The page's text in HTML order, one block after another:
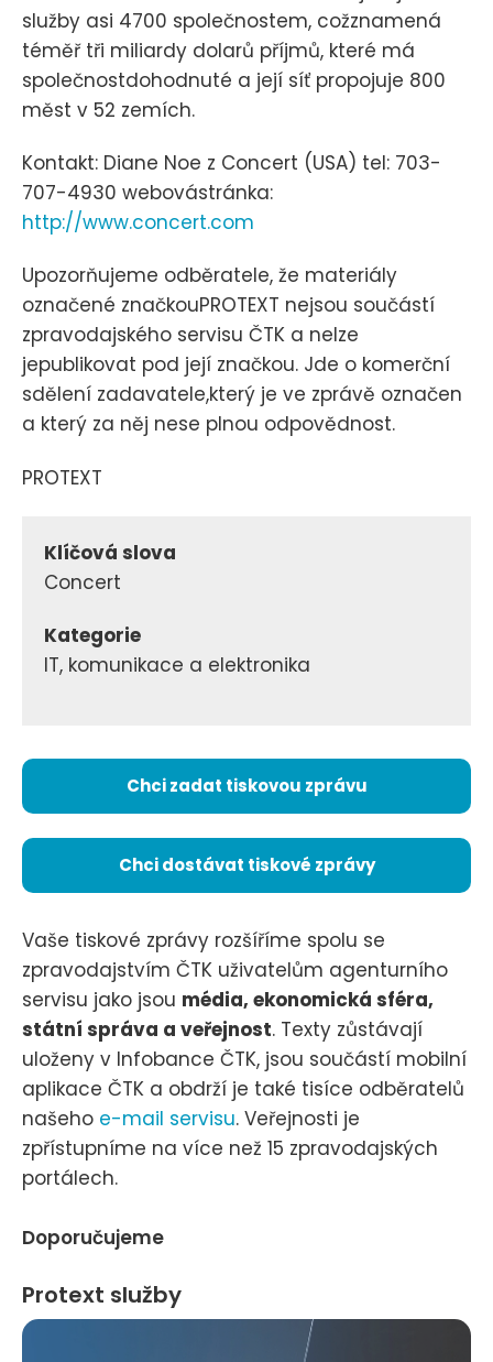
služby asi 4700 společnostem, cožznamená
téměř tři miliardy dolarů příjmů, které má
společnostdohodnuté a její síť propojuje 800
měst v 52 zemích.
Kontakt: Diane Noe z Concert (USA) tel: 703-
707-4930 webovástránka:
http://www.concert.com
Upozorňujeme odběratele, že materiály
označené značkouPROTEXT nejsou součástí
zpravodajského servisu ČTK a nelze
jepublikovat pod její značkou. Jde o komerční
sdělení zadavatele,který je ve zprávě označen
a který za něj nese plnou odpovědnost.
PROTEXT
Klíčová slova
Concert
Kategorie
IT, komunikace a elektronika
Chci zadat tiskovou zprávu
Chci dostávat tiskové zprávy
Vaše tiskové zprávy rozšíříme spolu se
zpravodajstvím ČTK uživatelům agenturního
servisu jako jsou média, ekonomická sféra,
státní správa a veřejnost. Texty zůstávají
uloženy v Infobance ČTK, jsou součástí mobilní
aplikace ČTK a obdrží je také tisíce odběratelů
našeho e-mail servisu. Veřejnosti je
zpřístupníme na více než 15 zpravodajských
portálech.
Doporučujeme
Protext služby